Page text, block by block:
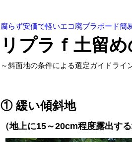
腐らず安価で軽いエコ廃プラボード簡
リプラｆ土留
～斜面地の条件による選定ガイドライ
① 緩い傾斜地
（地上に15～20cm程度露出する